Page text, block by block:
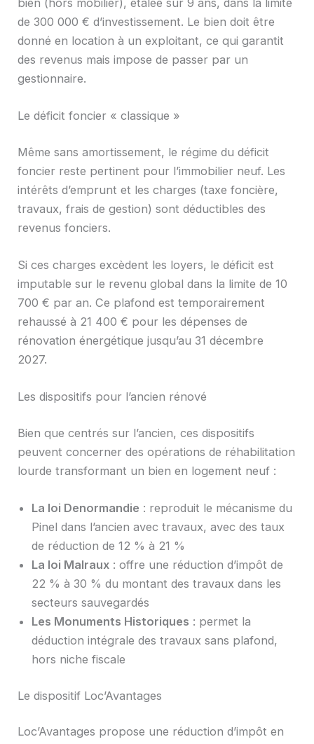
de 300 000 € d’investissement. Le bien doit être
donné en location à un exploitant, ce qui garantit
des revenus mais impose de passer par un
gestionnaire.
Le déficit foncier « classique »
Même sans amortissement, le régime du déficit
foncier reste pertinent pour l’immobilier neuf. Les
intérêts d’emprunt et les charges (taxe foncière,
travaux, frais de gestion) sont déductibles des
revenus fonciers.
Si ces charges excèdent les loyers, le déficit est
imputable sur le revenu global dans la limite de 10
700 € par an. Ce plafond est temporairement
rehaussé à 21 400 € pour les dépenses de
rénovation énergétique jusqu’au 31 décembre
2027.
Les dispositifs pour l’ancien rénové
Bien que centrés sur l’ancien, ces dispositifs
peuvent concerner des opérations de réhabilitation
lourde transformant un bien en logement neuf :
La loi Denormandie : reproduit le mécanisme du
Pinel dans l’ancien avec travaux, avec des taux
de réduction de 12 % à 21 %
La loi Malraux : offre une réduction d’impôt de
22 % à 30 % du montant des travaux dans les
secteurs sauvegardés
Les Monuments Historiques : permet la
déduction intégrale des travaux sans plafond,
hors niche fiscale
Le dispositif Loc’Avantages
Loc’Avantages propose une réduction d’impôt en